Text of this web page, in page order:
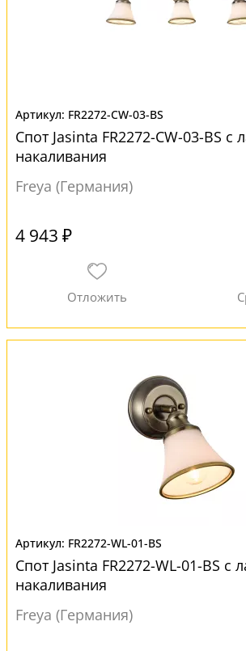
FR2272-CW-03-BS
Спот Jasinta FR2272-CW-03-BS с
накаливания
Freya (Германия)
4 943 ₽
FR2272-WL-01-BS
Спот Jasinta FR2272-WL-01-BS с
накаливания
Freya (Германия)